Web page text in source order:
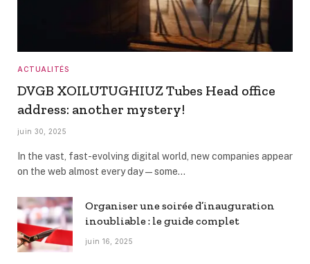
ACTUALITÉS
DVGB XOILUTUGHIUZ Tubes Head office
address: another mystery!
juin 30, 2025
In the vast, fast-evolving digital world, new companies appear
on the web almost every day—some…
Organiser une soirée d’inauguration
inoubliable : le guide complet
juin 16, 2025